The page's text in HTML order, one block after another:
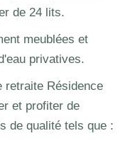
de 24 lits.
meublées et
privatives.
retraite Résidence
et profiter de
de qualité tels que :